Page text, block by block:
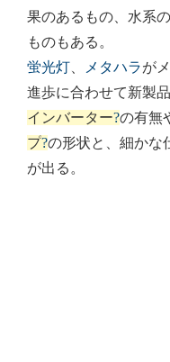
果のあるもの、水系
ものもある。
蛍光灯
メタハラが
進歩に合わせて新製
インバーター?の有無
プ?の形状と、細かな
が出る。